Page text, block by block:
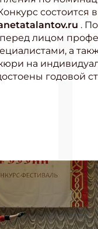
.
лицом
а
на
годовой